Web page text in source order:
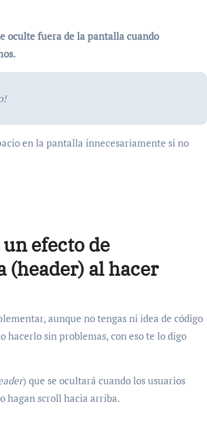
oculte fuera de la pantalla cuando
en la pantalla innecesariamente si no
efecto de
(header) al hacer
aunque no tengas ni idea de código
hacerlo sin problemas, con eso te lo digo
) que se ocultará cuando los usuarios
hagan scroll hacia arriba.